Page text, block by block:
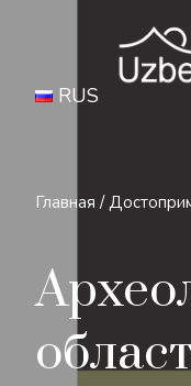
RUS
Главная /